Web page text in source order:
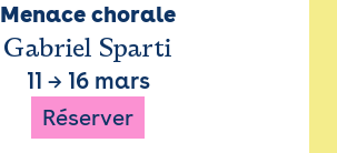
Menace chorale
Gabriel Sparti
11 → 16 mars
Réserver